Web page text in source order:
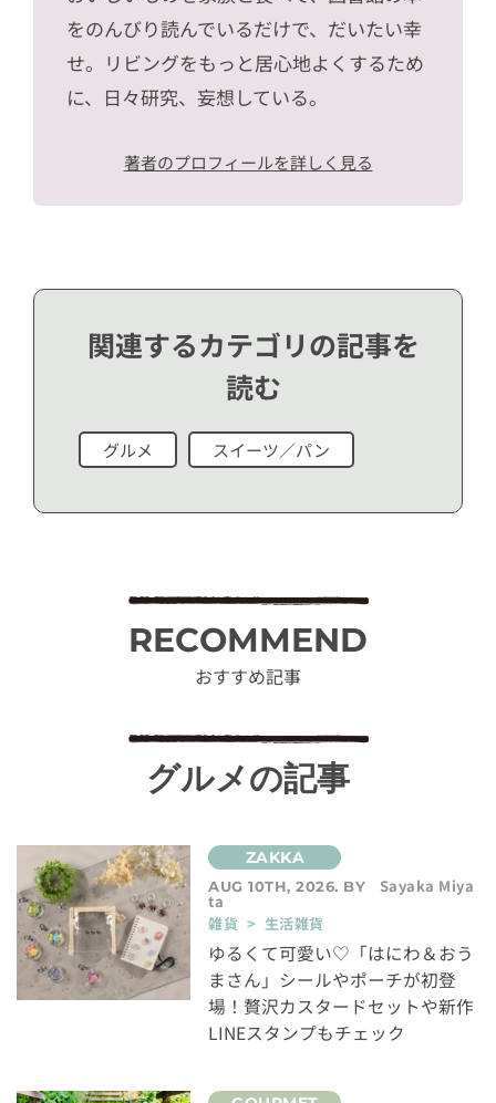
をのんびり読んでいるだけで、だいたい幸
せ。リビングをもっと居心地よくするため
に、日々研究、妄想している。
著者のプロフィールを詳しく見る
関連するカテゴリの記事を
読む
グルメ スイーツ／パン
RECOMMEND
おすすめ記事
グルメの記事
AUG 10TH, 2026. BY Sayaka Miya
ta
雑貨 > 生活雑貨
ゆるくて可愛い♡「はにわ＆おう
まさん」シールやポーチが初登
場！贅沢カスタードセットや新作
LINEスタンプもチェック